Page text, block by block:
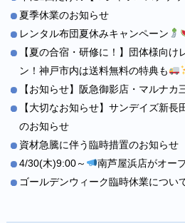
夏季休業のお知らせ
レンタル布団夏休みキャンペーン
【夏の合宿・研修に！】団体様向け
ン！神戸市内は送料無料の特典も
【お知らせ】阪急御影店・マルナ
【大切なお知らせ】サンデイズ新
のお知らせ
資材急騰に伴う臨時措置のお知らせ
4/30(木)9:00～
南芦屋浜店がオー
ゴールデンウィーク臨時休業につい